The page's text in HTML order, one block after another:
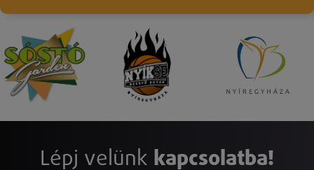
Lépj velünk kapcsolatba!